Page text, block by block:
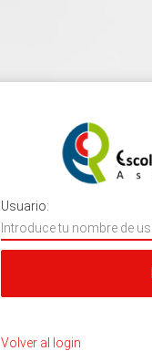
Usuario:
Volver al login